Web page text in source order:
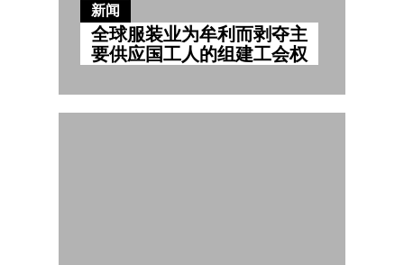
新闻
全球服装业为牟利而剥夺主
要供应国工人的组建工会权